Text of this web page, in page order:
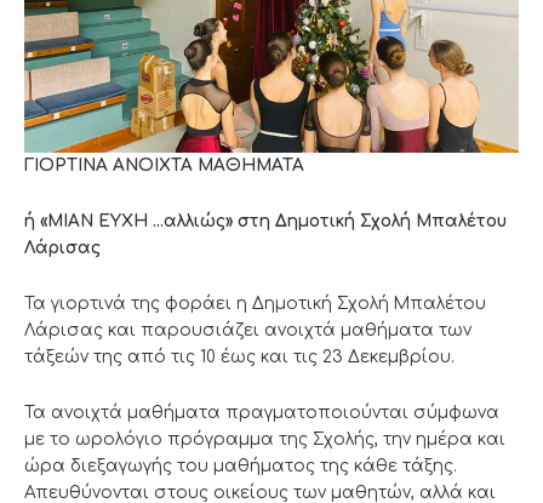
ΓΙΟΡΤΙΝΑ ΑΝΟΙΧΤΑ ΜΑΘΗΜΑΤΑ
ή «ΜΙΑΝ ΕΥΧΗ …αλλιώς» στη Δημοτική Σχολή Μπαλέτου
Λάρισας
Τα γιορτινά της φοράει η Δημοτική Σχολή Μπαλέτου
Λάρισας και παρουσιάζει ανοιχτά μαθήματα των
τάξεών της από τις 10 έως και τις 23 Δεκεμβρίου.
Τα ανοιχτά μαθήματα πραγματοποιούνται σύμφωνα
με το ωρολόγιο πρόγραμμα της Σχολής, την ημέρα και
ώρα διεξαγωγής του μαθήματος της κάθε τάξης.
Απευθύνονται στους οικείους των μαθητών, αλλά και